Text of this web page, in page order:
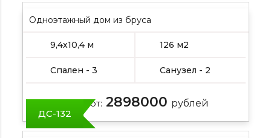
Одноэтажный дом из бруса
9,4х10,4 м 126 м2
Спален - 3 Санузел - 2
Цена от: 2898000 рублей
ДС-132